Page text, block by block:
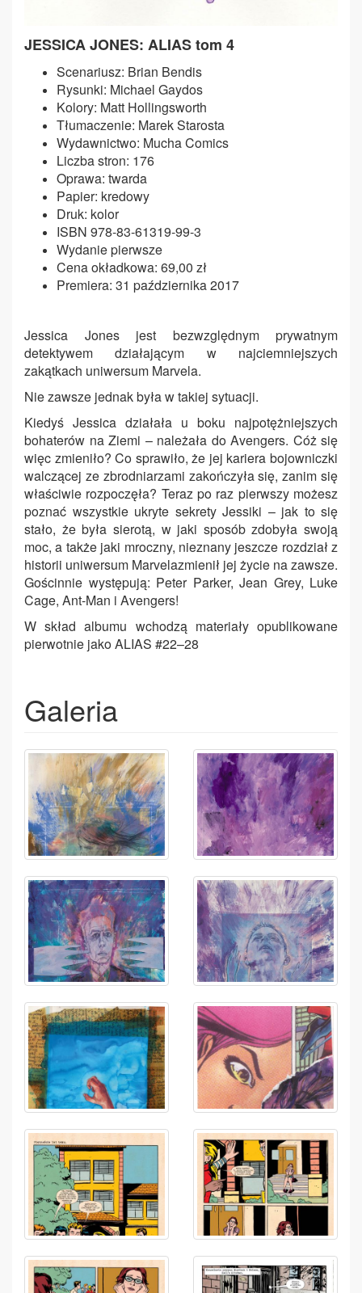
JESSICA JONES: ALIAS tom 4
Scenariusz: Brian Bendis
Rysunki: Michael Gaydos
Kolory: Matt Hollingsworth
Tłumaczenie: Marek Starosta
Wydawnictwo: Mucha Comics
Liczba stron: 176
Oprawa: twarda
Papier: kredowy
Druk: kolor
ISBN 978-83-61319-99-3
Wydanie pierwsze
Cena okładkowa: 69,00 zł
Premiera: 31 października 2017
Jessica Jones jest bezwzględnym prywatnym
detektywem działającym w najciemniejszych
zakątkach uniwersum Marvela.
Nie zawsze jednak była w takiej sytuacji.
Kiedyś Jessica działała u boku najpotężniejszych
bohaterów na Ziemi – należała do Avengers. Cóż się
więc zmieniło? Co sprawiło, że jej kariera bojowniczki
walczącej ze zbrodniarzami zakończyła się, zanim się
właściwie rozpoczęła? Teraz po raz pierwszy możesz
poznać wszystkie ukryte sekrety Jessiki – jak to się
stało, że była sierotą, w jaki sposób zdobyła swoją
moc, a także jaki mroczny, nieznany jeszcze rozdział z
historii uniwersum Marvelazmienił jej życie na zawsze.
Gościnnie występują: Peter Parker, Jean Grey, Luke
Cage, Ant-Man i Avengers!
W skład albumu wchodzą materiały opublikowane
pierwotnie jako ALIAS #22–28
Galeria